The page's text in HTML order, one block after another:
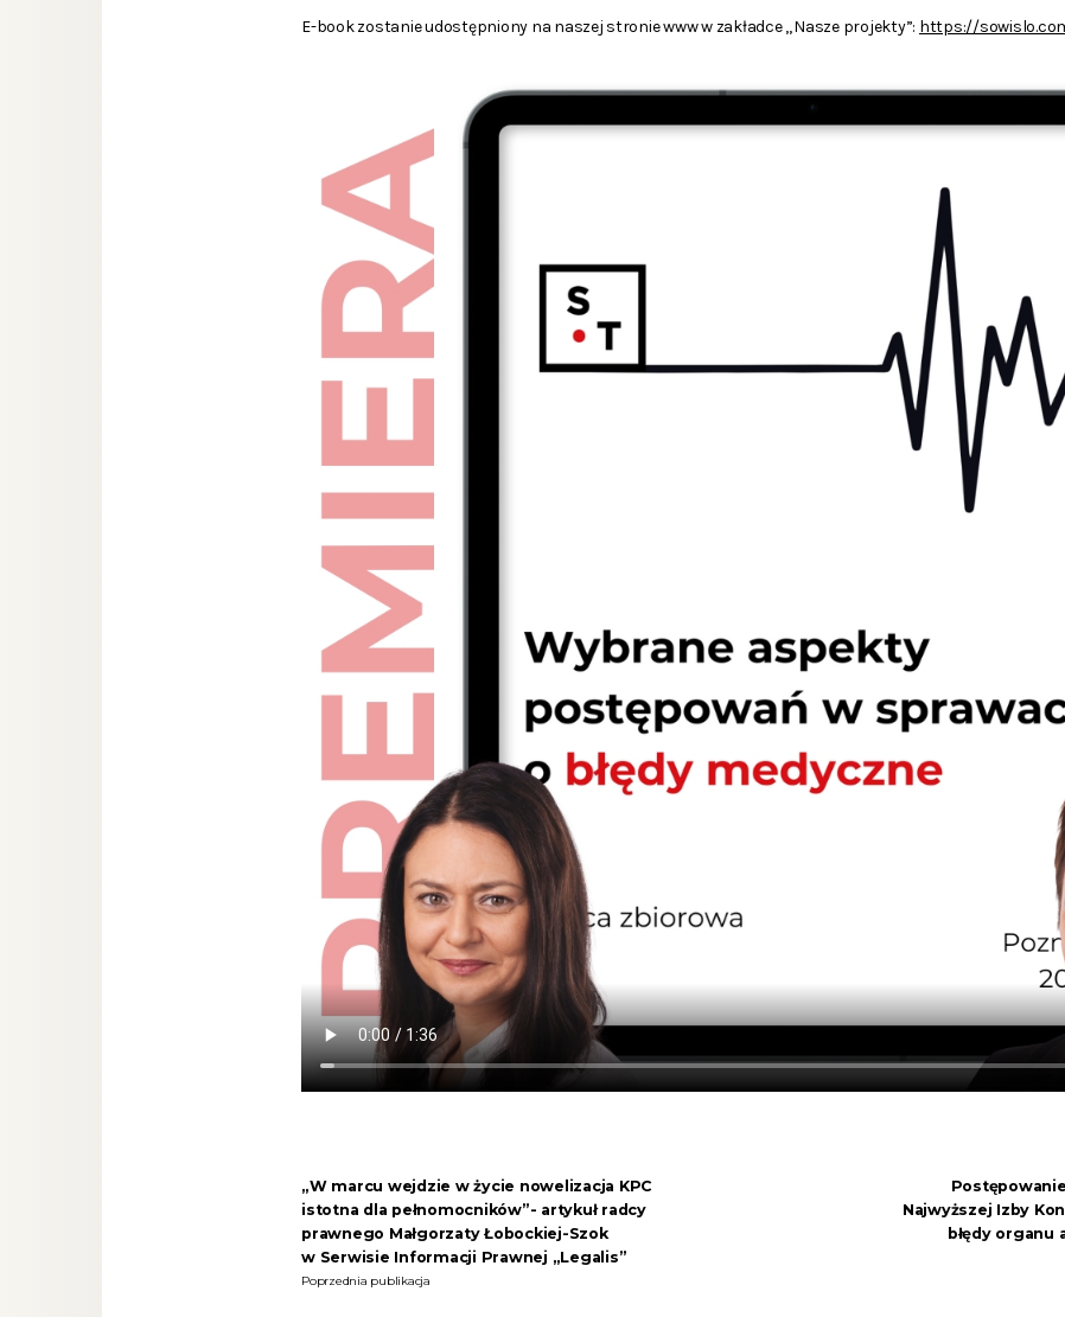
E-book zostanie udostępniony na naszej stronie www w zakładce „Nasze projekty”: https://
„W marcu wejdzie w życie nowelizacja KPC
istotna dla pełnomocników”- artykuł radcy
prawnego Małgorzaty Łobockiej-Szok
w Serwisie Informacji Prawnej „Legalis”
Poprzednia publikacja
Najwyższej Izby
błędy